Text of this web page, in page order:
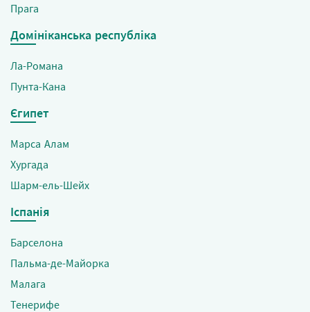
Прага
Домініканська республіка
Ла-Романа
Пунта-Кана
Єгипет
Марса Алам
Хургада
Шарм-ель-Шейх
Іспанія
Барселона
Пальма-де-Майорка
Малага
Тенерифе